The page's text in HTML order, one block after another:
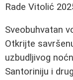
Rade Vitolić
Sveobuhvatan
Otkrijte
uzbudljivog
Santoriniju i